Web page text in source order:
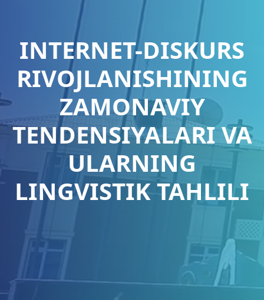
INTERNET-DISKURS
RIVOJLANISHINING
ZAMONAVIY
TENDENSIYALARI VA
ULARNING
LINGVISTIK TAHLILI